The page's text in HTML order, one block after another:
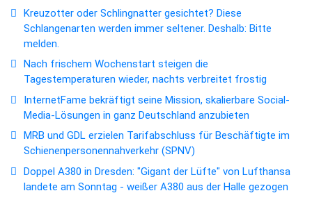
Kreuzotter oder Schlingnatter gesichtet? Diese
Schlangenarten werden immer seltener. Deshalb: Bitte
melden.
Nach frischem Wochenstart steigen die
Tagestemperaturen wieder, nachts verbreitet frostig
InternetFame bekräftigt seine Mission, skalierbare Social-
Media-Lösungen in ganz Deutschland anzubieten
MRB und GDL erzielen Tarifabschluss für Beschäftigte im
Schienenpersonennahverkehr (SPNV)
Doppel A380 in Dresden: "Gigant der Lüfte" von Lufthansa
landete am Sonntag - weißer A380 aus der Halle gezogen